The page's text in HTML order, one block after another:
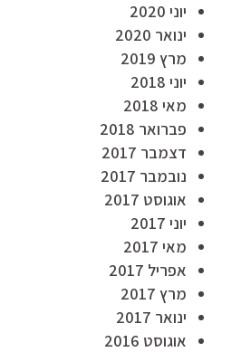
יוני 2020
ינואר 2020
מרץ 2019
יוני 2018
מאי 2018
פברואר 2018
דצמבר 2017
נובמבר 2017
אוגוסט 2017
יוני 2017
מאי 2017
אפריל 2017
מרץ 2017
ינואר 2017
אוגוסט 2016